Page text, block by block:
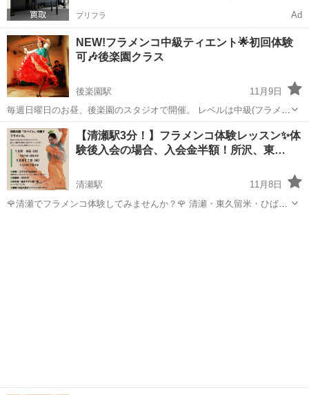
プリフラ Ad
NEW!フラメンコ中級ティエント🌟初回体験
可🎶後楽園クラス
後楽園駅
11月9日
毎週日曜日のお昼、後楽園のスタジオで開催。 レベルは中級(フラメン
コ歴5年以上)の方が対象です。 新振付スタートしました。新規受講生
募集！ 🌹振付【ティエント】 毎週日曜 11:00~12:00 ▶初回体験レッ
スン(1...
東京 後楽園駅 フラメンコ
【清瀬駅3分！】フラメンコ体験レッスン✨体
験後入会の場合、入会金半額！所沢、東…
清瀬駅
11月8日
🌹清瀬でフラメンコ体験してみませんか？🌹 清瀬・東久留米・ひばり